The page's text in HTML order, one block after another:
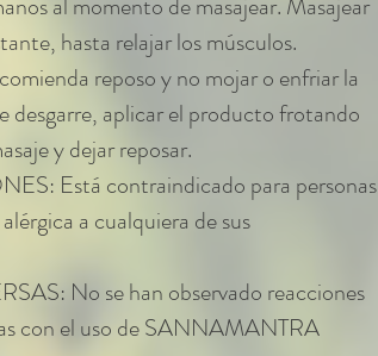
hasta relajar los músculos.
reposo y no mojar o enfriar la
desgarre, aplicar el producto frotando
y dejar reposar.
Está contraindicado para personas
a cualquiera de sus
No se han observado reacciones
con el uso de SANNAMANTRA